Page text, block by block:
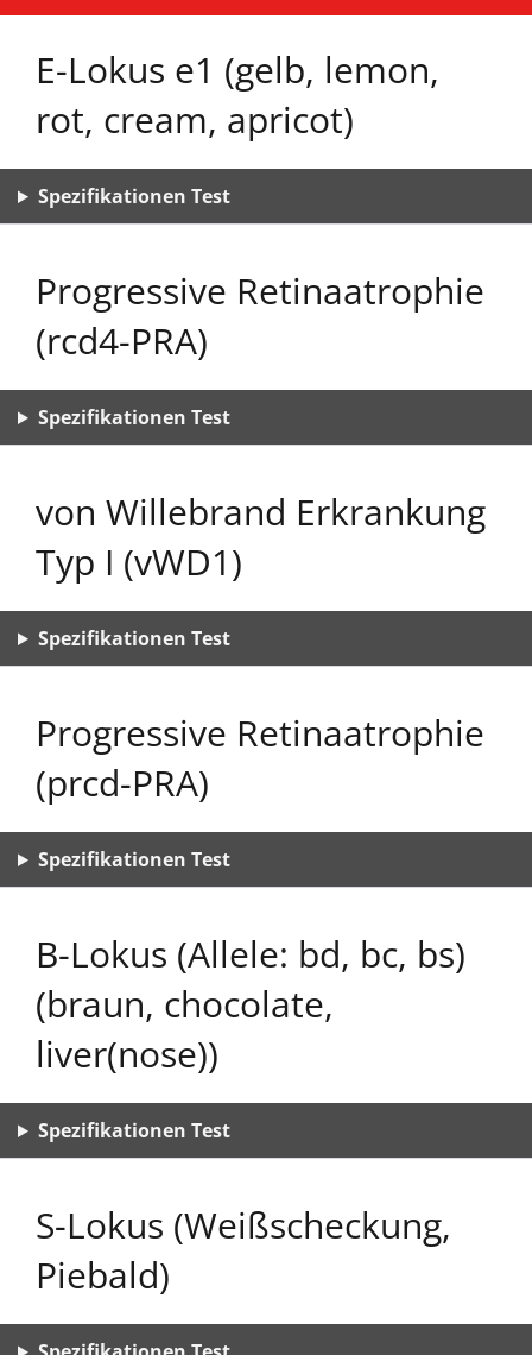
E-Lokus e1 (gelb, lemon,
rot, cream, apricot)
Spezifikationen Test
Progressive Retinaatrophie
(rcd4-PRA)
Spezifikationen Test
von Willebrand Erkrankung
Typ I (vWD1)
Spezifikationen Test
Progressive Retinaatrophie
(prcd-PRA)
Spezifikationen Test
B-Lokus (Allele: bd, bc, bs)
(braun, chocolate,
liver(nose))
Spezifikationen Test
S-Lokus (Weißscheckung,
Piebald)